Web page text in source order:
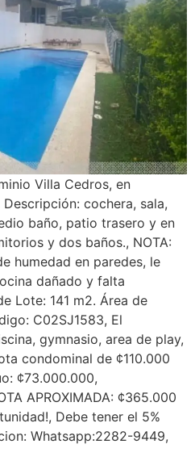
Villa Cedros, en
cochera, sala,
baño, patio trasero y en
y dos baños., NOTA:
humedad en paredes, le
dañado y falta
Lote: 141 m2. Área de
C02SJ1583, El
gymnasio, area de play,
condominal de ¢110.000
¢73.000.000,
APROXIMADA: ¢365.000
Debe tener el 5%
Whatsapp:2282-9449,